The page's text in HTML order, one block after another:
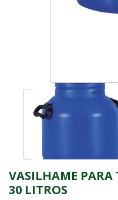
VASILHAME PARA
30 LITROS